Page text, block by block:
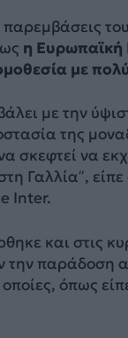
η Ευρωπαϊκή
με
με την
της
σκεφτεί να
Γαλλία”,
Inter.
και στις
την παράδοση
όπως